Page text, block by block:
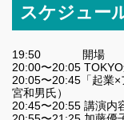
スケジュー
19:50 開場
20:00〜20:05
20:05〜20:45「起業
宮和男氏）
20:45〜20:55 講演内